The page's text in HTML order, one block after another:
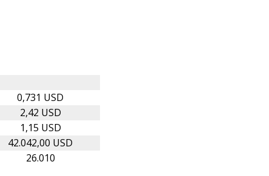
0,731 USD
2,42 USD
1,15 USD
42.042,00 USD
26.010